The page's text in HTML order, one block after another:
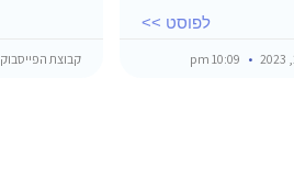
לפוסט >>
קבוצת הפייסבוק